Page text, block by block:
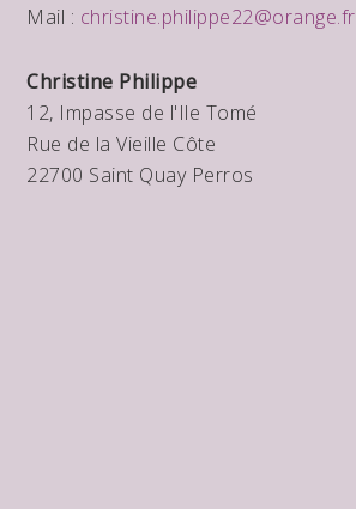
Mail : christine.philippe22@orange.fr
Christine Philippe
12, Impasse de l'Ile Tomé
Rue de la Vieille Côte
22700 Saint Quay Perros